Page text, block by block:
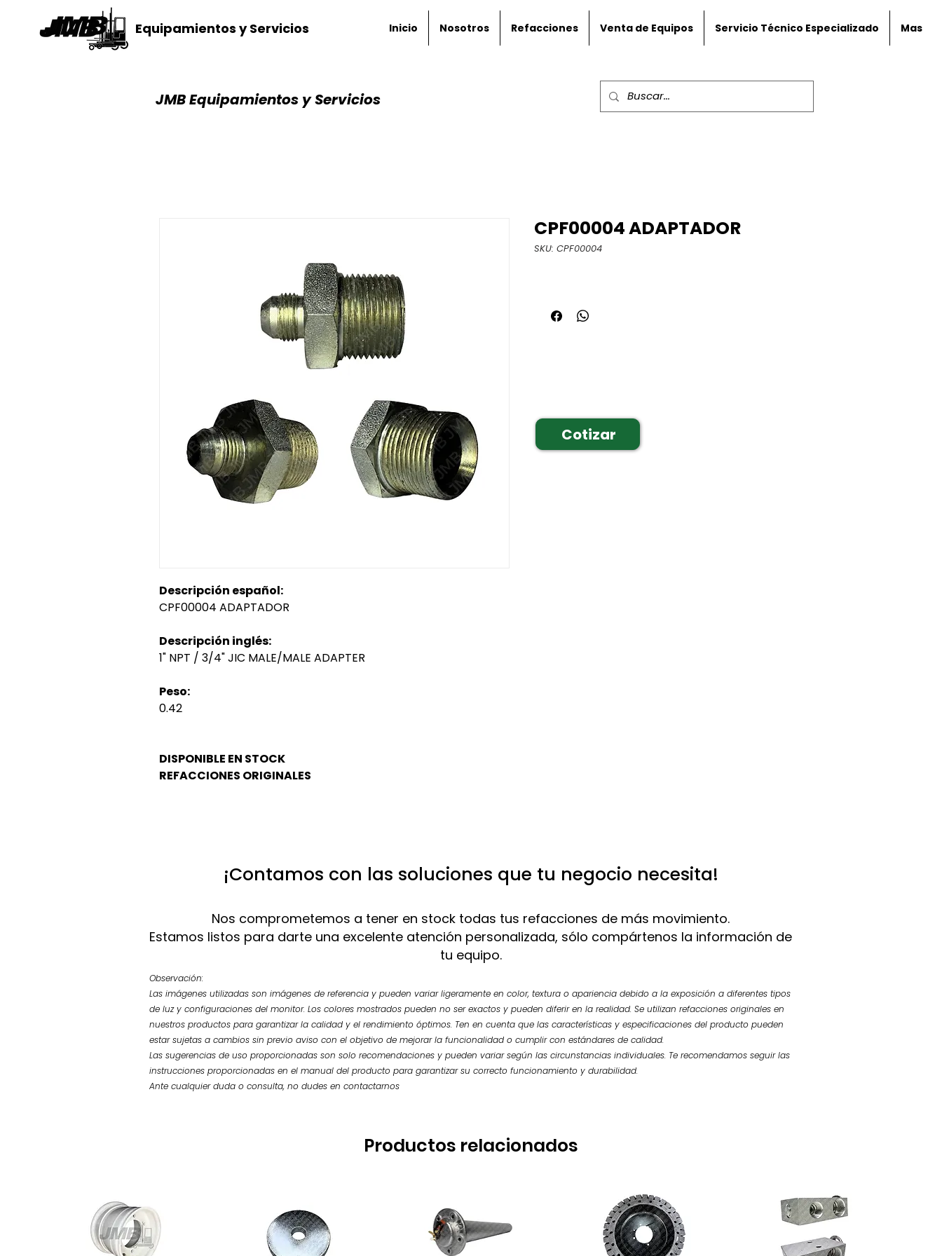
Equipamientos y Servicios Inicio Nosotros Refacciones Venta de Equipos Servicio Técnico Especializado Mas
JMB Equipamientos y Servicios
Descripción español:
CPF00004 ADAPTADOR
Descripción inglés:
1" NPT / 3/4" JIC MALE/MALE ADAPTER
Peso:
0.42
DISPONIBLE EN STOCK
REFACCIONES ORIGINALES
CPF00004 ADAPTADOR
SKU: CPF00004
Cotizar
¡Contamos con las soluciones que tu negocio necesita!
Nos comprometemos a tener en stock todas tus refacciones de más movimiento.
Estamos listos para darte una excelente atención personalizada, sólo compártenos la información de
tu equipo.
Observación:
Las imágenes utilizadas son imágenes de referencia y pueden variar ligeramente en color, textura o apariencia debido a la exposición a diferentes tipos
de luz y configuraciones del monitor. Los colores mostrados pueden no ser exactos y pueden diferir en la realidad. Se utilizan refacciones originales en
nuestros productos para garantizar la calidad y el rendimiento óptimos. Ten en cuenta que las características y especificaciones del producto pueden
estar sujetas a cambios sin previo aviso con el objetivo de mejorar la funcionalidad o cumplir con estándares de calidad.
Las sugerencias de uso proporcionadas son solo recomendaciones y pueden variar según las circunstancias individuales. Te recomendamos seguir las
instrucciones proporcionadas en el manual del producto para garantizar su correcto funcionamiento y durabilidad.
Ante cualquier duda o consulta, no dudes en contactarnos
Productos relacionados